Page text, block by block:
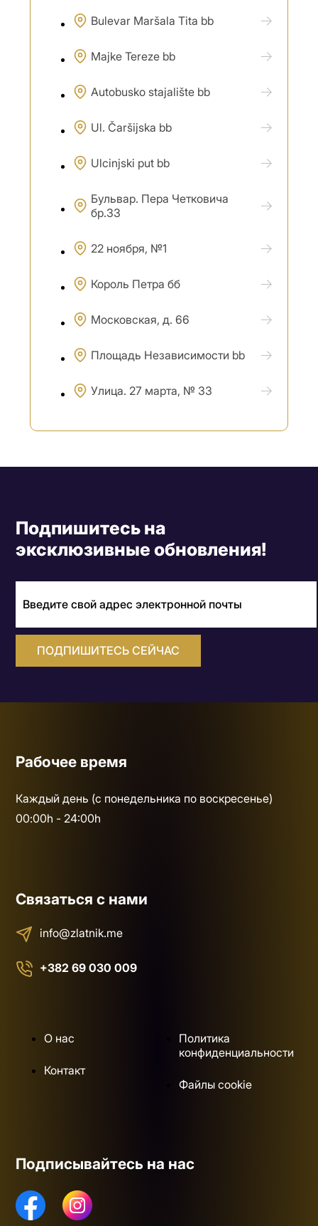
Bulevar Maršala Tita bb
Majke Tereze bb
Autobusko stajalište bb
Ul. Čaršijska bb
Ulcinjski put bb
Бульвар. Пера Четковича
бр.33
22 ноября, №1
Король Петра бб
Московская, д. 66
Площадь Независимости bb
Улица. 27 марта, № 33
Подпишитесь на
эксклюзивные обновления!
ПОДПИШИТЕСЬ СЕЙЧАС
Рабочее время
Каждый день (с понедельника по воскресенье)
00:00h - 24:00h
Связаться с нами
info@zlatnik.me
+382 69 030 009
О нас
Контакт
Политика
конфиденциальности
Файлы cookie
Подписывайтесь на нас